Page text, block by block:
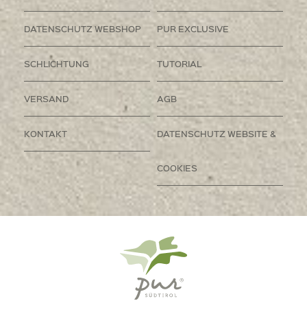
DATENSCHUTZ WEBSHOP PUR EXCLUSIVE
SCHLICHTUNG TUTORIAL
VERSAND AGB
KONTAKT DATENSCHUTZ WEBSITE &
COOKIES